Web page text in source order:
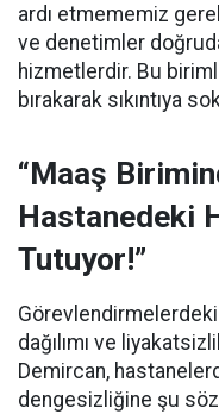
ardı etmememiz
ve denetimler
hizmetlerdir. Bu
bırakarak sıkıntıya
“Maaş
Hastanedeki
Tutuyor!”
dağılımı ve
Demircan,
dengesizliğine şu